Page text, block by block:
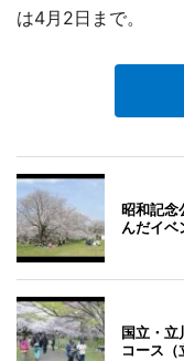
は4月2日まで。
昭和記念
んだイベ
国立・立
コース（